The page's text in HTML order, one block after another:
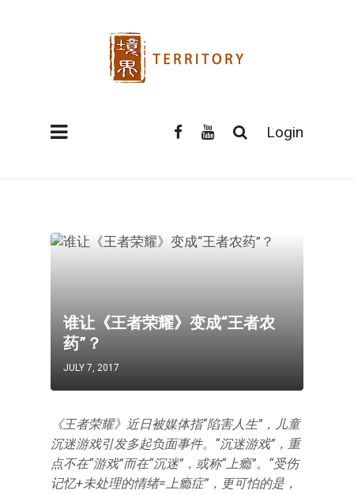
Login
谁让《王者荣耀》变成“王者农
药”？
JULY 7, 2017
《王者荣耀》近日被媒体指“陷害人生”，儿童
沉迷游戏引发多起负面事件。“沉迷游戏”，重
点不在“游戏”而在“沉迷”，或称“上瘾”。“受伤
记忆+未处理的情绪=上瘾症”，更可怕的是，